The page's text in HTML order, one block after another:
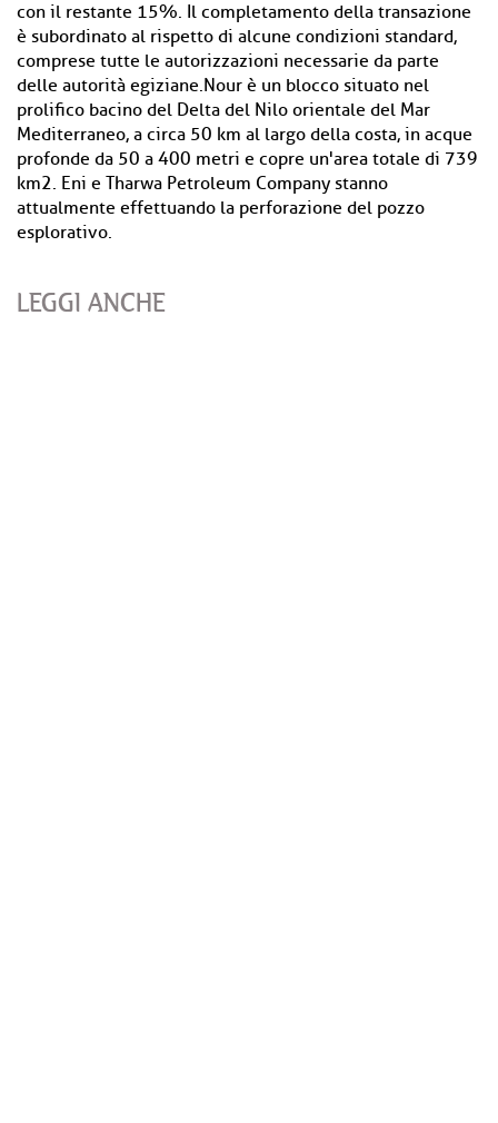
con il restante 15%. Il completamento della transazione
è subordinato al rispetto di alcune condizioni standard,
comprese tutte le autorizzazioni necessarie da parte
delle autorità egiziane.Nour è un blocco situato nel
prolifico bacino del Delta del Nilo orientale del Mar
Mediterraneo, a circa 50 km al largo della costa, in acque
profonde da 50 a 400 metri e copre un'area totale di 739
km2. Eni e Tharwa Petroleum Company stanno
attualmente effettuando la perforazione del pozzo
esplorativo.
LEGGI ANCHE